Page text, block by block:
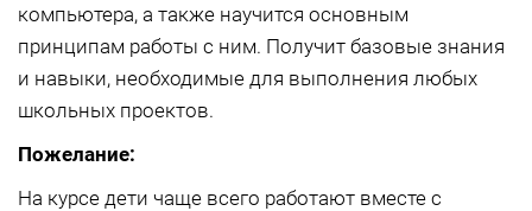
компьютера, а также научится основным
принципам работы с ним. Получит базовые знания
и навыки, необходимые для выполнения любых
школьных проектов.
Пожелание:
На курсе дети чаще всего работают вместе с